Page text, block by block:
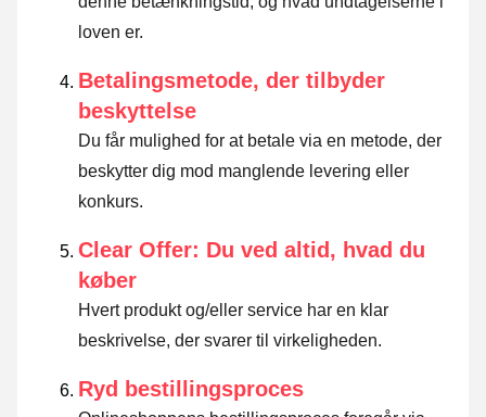
loven er.
Betalingsmetode, der tilbyder
beskyttelse
Du får mulighed for at betale via en metode, der
beskytter dig mod manglende levering eller
konkurs.
Clear Offer: Du ved altid, hvad du
køber
Hvert produkt og/eller service har en klar
beskrivelse, der svarer til virkeligheden.
Ryd bestillingsproces